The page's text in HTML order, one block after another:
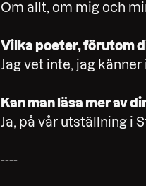
Om allt, om mig och
Vilka poeter, förutom
Jag vet inte, jag
Kan man läsa mer av
Ja, på vår utställning i
----